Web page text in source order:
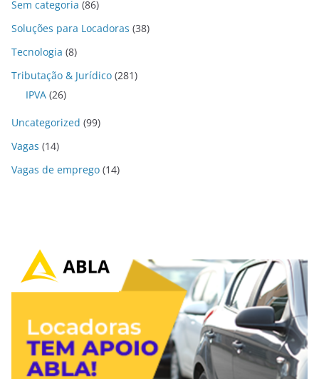
Sem categoria (86)
Soluções para Locadoras (38)
Tecnologia (8)
Tributação & Jurídico (281)
IPVA (26)
Uncategorized (99)
Vagas (14)
Vagas de emprego (14)